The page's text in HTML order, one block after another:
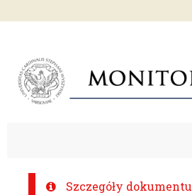
Szczegóły dokumentu